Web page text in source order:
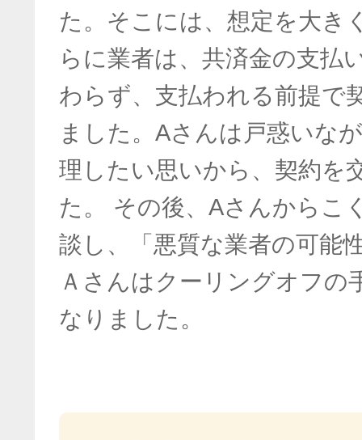
た。そこには、想定を大き
らに業者は、共済金の支払
わらず、支払われる前提で
ました。Aさんは戸惑いな
理したい思いから、契約を
た。 その後、Aさんからこ
談し、「悪質な業者の可能
Ａさんはクーリングオフの
なりました。